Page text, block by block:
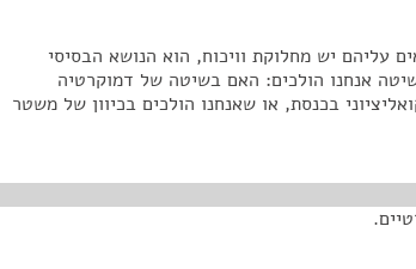
עליהם יש מחלוקת וויכוח, הוא הנושא הבסיסי
אנחנו הולכים: האם בשיטה של דמוקרטיה
בכנסת, או שאנחנו הולכים בכיוון של משטר